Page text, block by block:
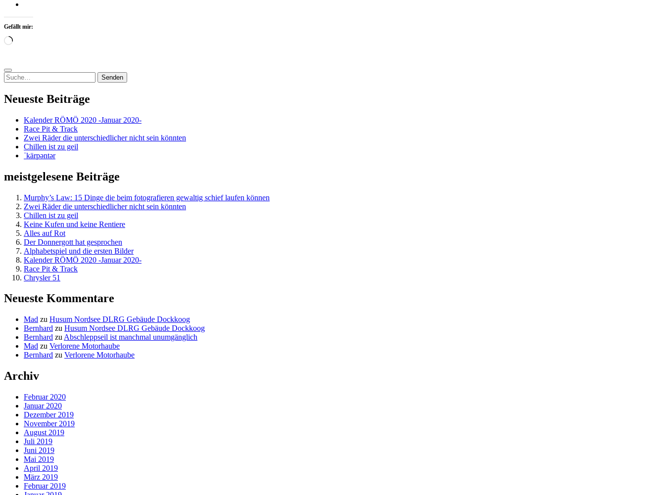
Gefällt mir:
Wird
Suchen
nach:
Neueste Beiträge
Kalender RÖMÖ 2020 -Januar 2020-
Race Pit & Track
Zwei Räder die unterschiedlicher nicht sein könnten
Chillen ist zu geil
ˈkärpəntər
meistgelesene Beiträge
Murphy’s Law: 15 Dinge die beim fotografieren gewaltig schief laufen können
Zwei Räder die unterschiedlicher nicht sein könnten
Chillen ist zu geil
Keine Kufen und keine Rentiere
Alles auf Rot
Der Donnergott hat gesprochen
Alphabetspiel und die ersten Bilder
Kalender RÖMÖ 2020 -Januar 2020-
Race Pit & Track
Chrysler 51
Neueste Kommentare
Mad zu Husum Nordsee DLRG Gebäude Dockkoog
Bernhard zu Husum Nordsee DLRG Gebäude Dockkoog
Bernhard zu Abschleppseil ist manchmal unumgänglich
Mad zu Verlorene Motorhaube
Bernhard zu Verlorene Motorhaube
Archiv
Februar 2020
Januar 2020
Dezember 2019
November 2019
August 2019
Juli 2019
Juni 2019
Mai 2019
April 2019
März 2019
Februar 2019